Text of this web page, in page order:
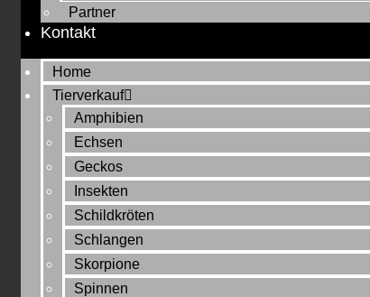
Partner
Kontakt
Home
Tierverkauf
Amphibien
Echsen
Geckos
Insekten
Schildkröten
Schlangen
Skorpione
Spinnen